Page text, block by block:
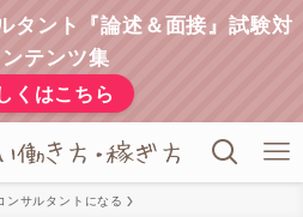
タント『論述＆面接』試験対
テンツ集
くはこちら
ンサルタントになる